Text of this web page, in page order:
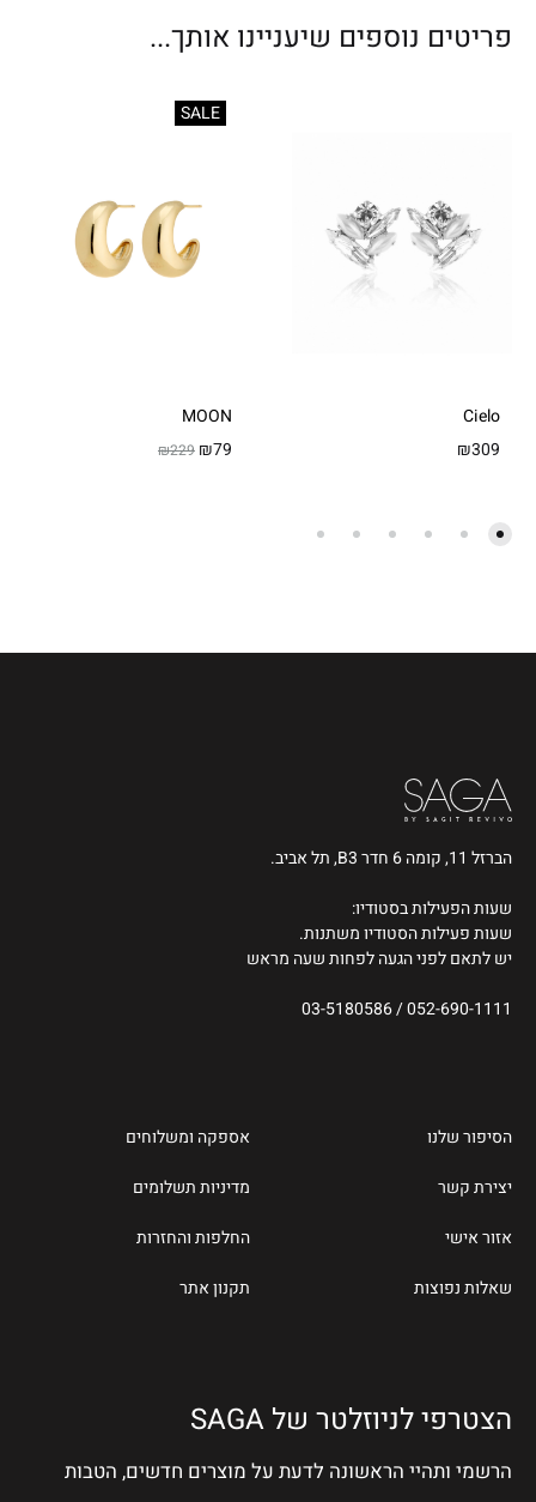
פריטים נוספים שיעניינו אותך...
Cielo
₪309
SALE
MOON
₪79
₪229
הברזל 11, קומה 6 חדר B3, תל אביב.
שעות הפעילות בסטודיו:
שעות פעילות הסטודיו משתנות.
יש לתאם לפני הגעה לפחות שעה מראש
052-690-1111
/
03-5180586
הסיפור שלנו
יצירת קשר
אזור אישי
שאלות נפוצות
אספקה ומשלוחים
מדיניות תשלומים
החלפות והחזרות
תקנון אתר
הצטרפי לניוזלטר של SAGA
הרשמי ותהיי הראשונה לדעת על מוצרים חדשים, הטבות